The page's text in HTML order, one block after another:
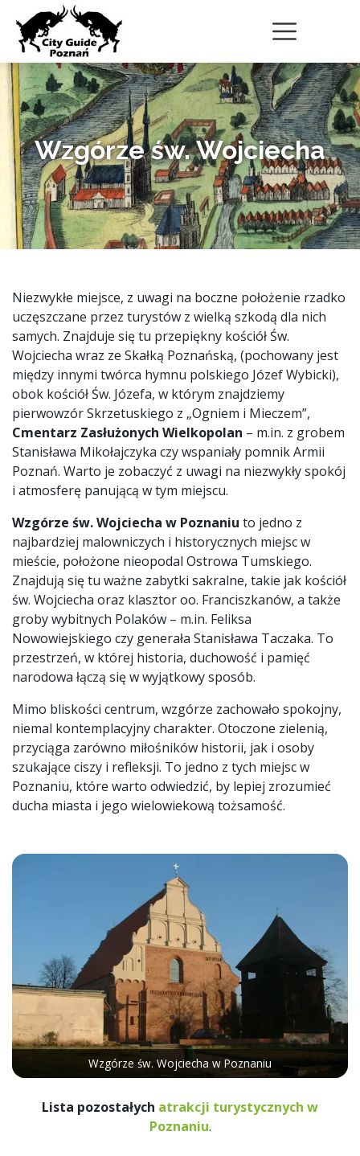
Wzgórze św. Wojciecha
Niezwykłe miejsce, z uwagi na boczne położenie rzadko
uczęszczane przez turystów z wielką szkodą dla nich
samych. Znajduje się tu przepiękny kościół Św.
Wojciecha wraz ze Skałką Poznańską, (pochowany jest
między innymi twórca hymnu polskiego Józef Wybicki),
obok kościół Św. Józefa, w którym znajdziemy
pierwowzór Skrzetuskiego z „Ogniem i Mieczem”,
Cmentarz Zasłużonych Wielkopolan – m.in. z grobem
Stanisława Mikołajczyka czy wspaniały pomnik Armii
Poznań. Warto je zobaczyć z uwagi na niezwykły spokój
i atmosferę panującą w tym miejscu.
Wzgórze św. Wojciecha w Poznaniu to jedno z
najbardziej malowniczych i historycznych miejsc w
mieście, położone nieopodal Ostrowa Tumskiego.
Znajdują się tu ważne zabytki sakralne, takie jak kościół
św. Wojciecha oraz klasztor oo. Franciszkanów, a także
groby wybitnych Polaków – m.in. Feliksa
Nowowiejskiego czy generała Stanisława Taczaka. To
przestrzeń, w której historia, duchowość i pamięć
narodowa łączą się w wyjątkowy sposób.
Mimo bliskości centrum, wzgórze zachowało spokojny,
niemal kontemplacyjny charakter. Otoczone zielenią,
przyciąga zarówno miłośników historii, jak i osoby
szukające ciszy i refleksji. To jedno z tych miejsc w
Poznaniu, które warto odwiedzić, by lepiej zrozumieć
ducha miasta i jego wielowiekową tożsamość.
Wzgórze św. Wojciecha w Poznaniu
Lista pozostałych atrakcji turystycznych w
Poznaniu.